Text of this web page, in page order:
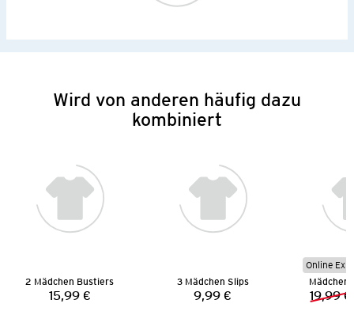
Wird von anderen häufig dazu
kombiniert
2 Mädchen Bustiers
Preis:
15,99 €
3 Mädchen Slips
Preis:
9,99 €
Online
Mädchen
19,99 €